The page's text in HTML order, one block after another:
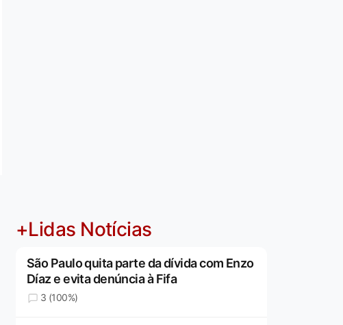
+Lidas Notícias
São Paulo quita parte da dívida com Enzo
Díaz e evita denúncia à Fifa
3 (100%)